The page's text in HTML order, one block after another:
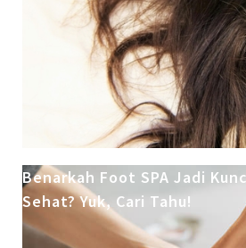
Benarkah Foot SPA Jadi
Sehat? Yuk, Cari Tahu!